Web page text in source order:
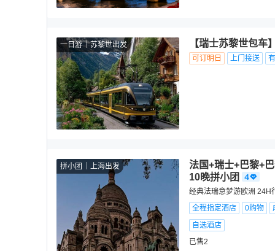
一日游 苏黎世出发 【瑞士苏黎世包车
可订明日 上门接送
拼小团 上海出发
法国+瑞士+巴黎+
10晚拼小团
经典法瑞意梦游欧洲 24H
全程指定酒店
0购物
自选酒店
已售2